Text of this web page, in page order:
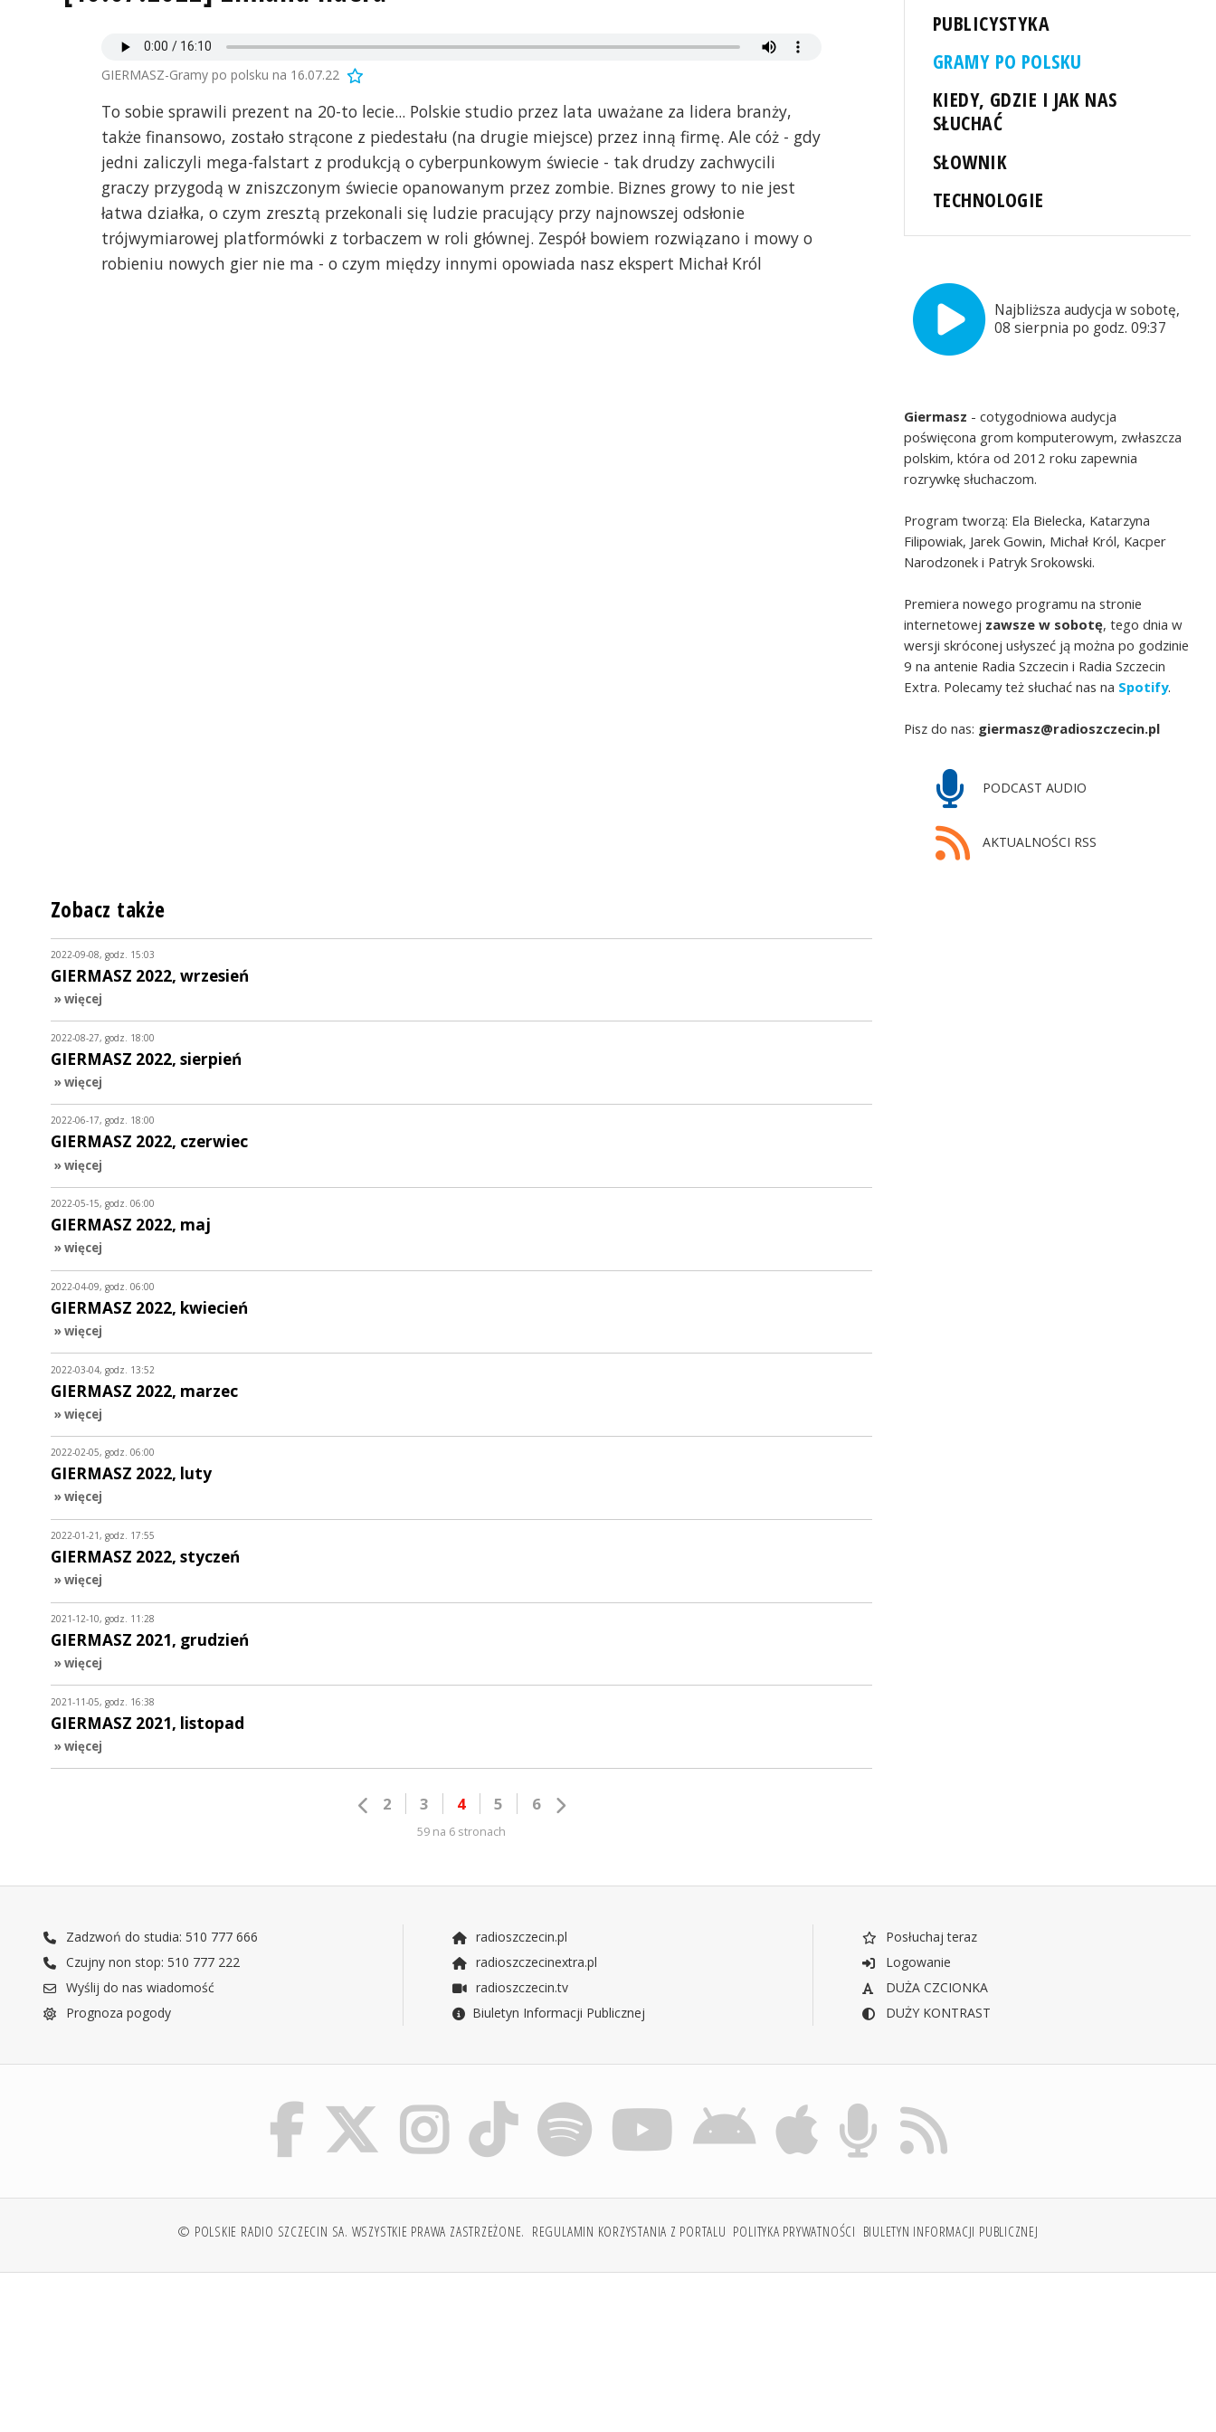
GIERMASZ-Gramy po polsku na 16.07.22
To sobie sprawili prezent na 20-to lecie... Polskie studio przez lata uważane za lidera branży,
także finansowo, zostało strącone z piedestału (na drugie miejsce) przez inną firmę. Ale cóż - gdy
jedni zaliczyli mega-falstart z produkcją o cyberpunkowym świecie - tak drudzy zachwycili
graczy przygodą w zniszczonym świecie opanowanym przez zombie. Biznes growy to nie jest
łatwa działka, o czym zresztą przekonali się ludzie pracujący przy najnowszej odsłonie
trójwymiarowej platformówki z torbaczem w roli głównej. Zespół bowiem rozwiązano i mowy o
robieniu nowych gier nie ma - o czym między innymi opowiada nasz ekspert Michał Król
PUBLICYSTYKA
GRAMY PO POLSKU
KIEDY, GDZIE I JAK NAS
SŁUCHAĆ
SŁOWNIK
TECHNOLOGIE
Najbliższa audycja w sobotę,
08 sierpnia po godz. 09:37
Giermasz - cotygodniowa audycja
poświęcona grom komputerowym, zwłaszcza
polskim, która od 2012 roku zapewnia
rozrywkę słuchaczom.
Program tworzą: Ela Bielecka, Katarzyna
Filipowiak, Jarek Gowin, Michał Król, Kacper
Narodzonek i Patryk Srokowski.
Premiera nowego programu na stronie
internetowej zawsze w sobotę, tego dnia w
wersji skróconej usłyszeć ją można po godzinie
9 na antenie Radia Szczecin i Radia Szczecin
Extra. Polecamy też słuchać nas na Spotify.
Pisz do nas: giermasz@radioszczecin.pl
PODCAST AUDIO
AKTUALNOŚCI RSS
Zobacz także
2022-09-08, godz. 15:03
GIERMASZ 2022, wrzesień
» więcej
2022-08-27, godz. 18:00
GIERMASZ 2022, sierpień
» więcej
2022-06-17, godz. 18:00
GIERMASZ 2022, czerwiec
» więcej
2022-05-15, godz. 06:00
GIERMASZ 2022, maj
» więcej
2022-04-09, godz. 06:00
GIERMASZ 2022, kwiecień
» więcej
2022-03-04, godz. 13:52
GIERMASZ 2022, marzec
» więcej
2022-02-05, godz. 06:00
GIERMASZ 2022, luty
» więcej
2022-01-21, godz. 17:55
GIERMASZ 2022, styczeń
» więcej
2021-12-10, godz. 11:28
GIERMASZ 2021, grudzień
» więcej
2021-11-05, godz. 16:38
GIERMASZ 2021, listopad
» więcej
2 3 4 5 6
59 na 6 stronach
Zadzwoń do studia: 510 777 666
Czujny non stop: 510 777 222
Wyślij do nas wiadomość
Prognoza pogody
radioszczecin.pl
radioszczecinextra.pl
radioszczecin.tv
Biuletyn Informacji Publicznej
Posłuchaj teraz
Logowanie
DUŻA CZCIONKA
DUŻY KONTRAST
© POLSKIE RADIO SZCZECIN SA. WSZYSTKIE PRAWA ZASTRZEŻONE. REGULAMIN KORZYSTANIA Z PORTALU POLITYKA PRYWATNOŚCI BIULETYN INFORMACJI PUBLICZNEJ